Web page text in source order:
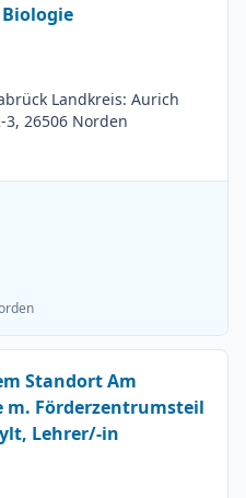
Landkreis: Aurich
26506 Norden
Standort Am
m. Förderzentrumsteil
Lehrer/-in